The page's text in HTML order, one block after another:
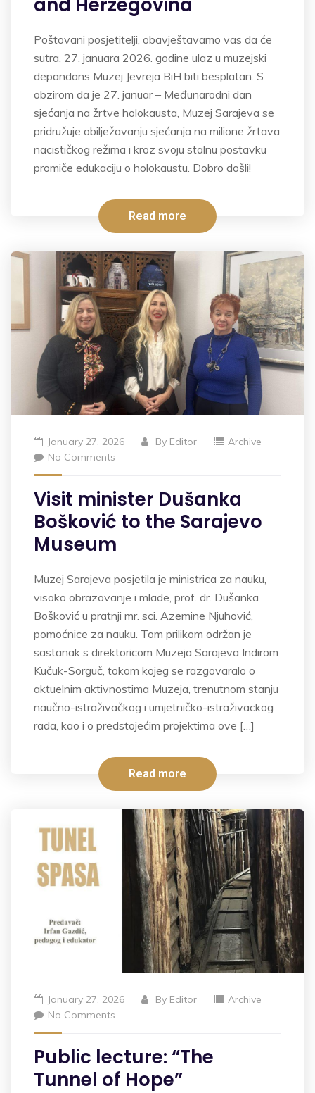
and Herzegovina
Poštovani posjetitelji, obavještavamo vas da će
sutra, 27. januara 2026. godine ulaz u muzejski
depandans Muzej Jevreja BiH biti besplatan. S
obzirom da je 27. januar – Međunarodni dan
sjećanja na žrtve holokausta, Muzej Sarajeva se
pridružuje obilježavanju sjećanja na milione žrtava
nacističkog režima i kroz svoju stalnu postavku
promiče edukaciju o holokaustu. Dobro došli!
Read more
January 27, 2026 By Editor
Archive
No Comments
Visit minister Dušanka
Bošković to the Sarajevo
Museum
Muzej Sarajeva posjetila je ministrica za nauku,
visoko obrazovanje i mlade, prof. dr. Dušanka
Bošković u pratnji mr. sci. Azemine Njuhović,
pomoćnice za nauku. Tom prilikom održan je
sastanak s direktoricom Muzeja Sarajeva Indirom
Kučuk-Sorguč, tokom kojeg se razgovaralo o
aktuelnim aktivnostima Muzeja, trenutnom stanju
naučno-istraživačkog i umjetničko-istraživackog
rada, kao i o predstojećim projektima ove […]
Read more
January 27, 2026 By Editor
Archive
No Comments
Public lecture: “The
Tunnel of Hope”